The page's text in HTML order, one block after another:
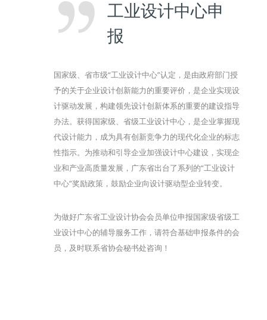
工业设计中心申
报
国家级、省市级“工业设计中心”认定，是由政府部门授
予的关于企业设计创新能力的重要评价，是企业实现设
计驱动发展，构建领先设计创新体系的重要的建设指导
办法。获得国家级、省级工业设计中心，是企业掌握现
代设计能力，成为具有创新竞争力的现代化企业的标志
性指示。为推动和引导企业加强设计中心建设，实现企
业和产业高质量发展，广东省出台了系列的“工业设计
中心”奖励政策，鼓励企业向设计驱动型企业转变。
为做好广东省工业设计协会会员单位申报国家级省级工
业设计中心的辅导服务工作，请符合基础申报条件的会
员，及时联系省协会秘书处咨询！